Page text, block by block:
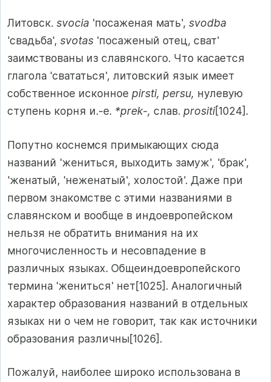
Литовск. svocia 'посаженая мать', svodba
'свадьба', svotas 'посаженый отец, сват'
заимствованы из славянского. Что касается
глагола 'свататься', литовский язык имеет
собственное исконное pirsti, persu, нулевую
ступень корня и.-е. *prek-, слав. prositi[1024].
Попутно коснемся примыкающих сюда
названий 'жениться, выходить замуж', 'брак',
'женатый, 'неженатый', холостой'. Даже при
первом знакомстве с этими названиями в
славянском и вообще в индоевропейском
нельзя не обратить внимания на их
многочисленность и несовпадение в
различных языках. Общеиндоевропейского
термина 'жениться' нет[1025]. Аналогичный
характер образования названий в отдельных
языках ни о чем не говорит, так как источники
образования различны[1026].
Пожалуй, наиболее широко использована в